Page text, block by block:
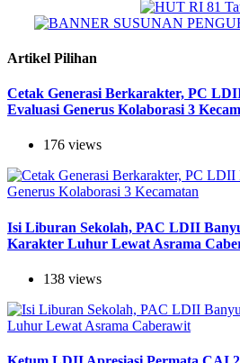
Artikel Pilihan
Cetak Generasi Berkarakter, PC
Evaluasi Generus Kolaborasi 3
176 views
Isi Liburan Sekolah, PAC LDII
Karakter Luhur Lewat Asrama
138 views